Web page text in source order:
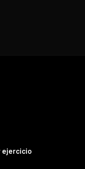
ejercicio